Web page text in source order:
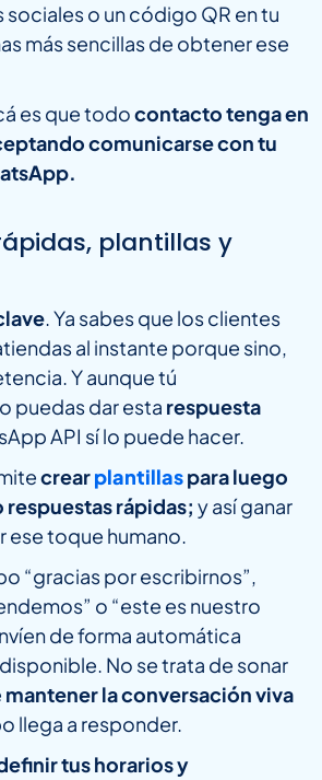
sociales o un código QR en tu
más sencillas de obtener ese
es que todocontacto tenga en
comunicarse con tu
plantillas y
. Ya sabes que los clientes
al instante porque sino,
Y aunque tú
puedas dar esta respuesta
API sí lo puede hacer.
crearplantillaspara luego
rápidas; y así ganar
ese toque humano.
“gracias por escribirnos”,
o “este es nuestro
de forma automática
No se trata de sonar
mantener la conversación viva
llega a responder.
tus horarios y